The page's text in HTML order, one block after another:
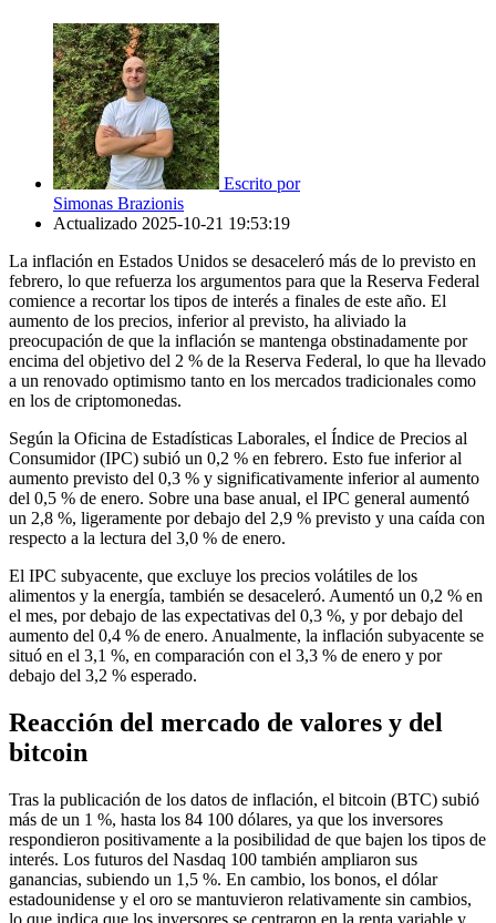
Escrito por
Simonas Brazionis
Actualizado 2025-10-21 19:53:19
La inflación en Estados Unidos se desaceleró más de lo previsto en
febrero, lo que refuerza los argumentos para que la Reserva Federal
comience a recortar los tipos de interés a finales de este año. El
aumento de los precios, inferior al previsto, ha aliviado la
preocupación de que la inflación se mantenga obstinadamente por
encima del objetivo del 2 % de la Reserva Federal, lo que ha llevado
a un renovado optimismo tanto en los mercados tradicionales como
en los de criptomonedas.
Según la Oficina de Estadísticas Laborales, el Índice de Precios al
Consumidor (IPC) subió un 0,2 % en febrero. Esto fue inferior al
aumento previsto del 0,3 % y significativamente inferior al aumento
del 0,5 % de enero. Sobre una base anual, el IPC general aumentó
un 2,8 %, ligeramente por debajo del 2,9 % previsto y una caída con
respecto a la lectura del 3,0 % de enero.
El IPC subyacente, que excluye los precios volátiles de los
alimentos y la energía, también se desaceleró. Aumentó un 0,2 % en
el mes, por debajo de las expectativas del 0,3 %, y por debajo del
aumento del 0,4 % de enero. Anualmente, la inflación subyacente se
situó en el 3,1 %, en comparación con el 3,3 % de enero y por
debajo del 3,2 % esperado.
Reacción del mercado de valores y del
bitcoin
Tras la publicación de los datos de inflación, el bitcoin (BTC) subió
más de un 1 %, hasta los 84 100 dólares, ya que los inversores
respondieron positivamente a la posibilidad de que bajen los tipos de
interés. Los futuros del Nasdaq 100 también ampliaron sus
ganancias, subiendo un 1,5 %. En cambio, los bonos, el dólar
estadounidense y el oro se mantuvieron relativamente sin cambios,